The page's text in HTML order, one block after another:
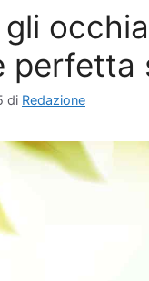
perfetta
di Redazione